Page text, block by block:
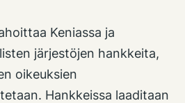
Keniassa ja
järjestöjen hankkeita,
oikeuksien
Hankkeissa laaditaan